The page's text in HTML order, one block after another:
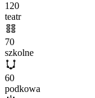
120
teatr
70
szkolne
60
podkowa